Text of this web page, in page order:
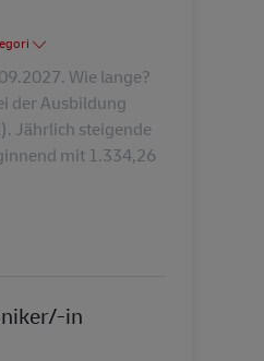
Wie lange?
der Ausbildung
Jährlich steigende
mit 1.334,26
in